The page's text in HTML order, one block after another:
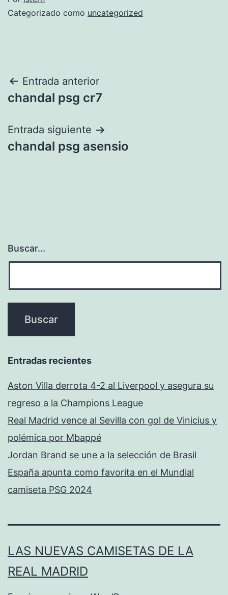
Categorizado como uncategorized
Navegación
de
entradas
Entrada anterior
chandal psg cr7
Entrada siguiente
chandal psg asensio
Buscar...
Entradas recientes
Aston Villa derrota 4-2 al Liverpool y asegura su
regreso a la Champions League
Real Madrid vence al Sevilla con gol de Vinicius y
polémica por Mbappé
Jordan Brand se une a la selección de Brasil
España apunta como favorita en el Mundial
camiseta PSG 2024
LAS NUEVAS CAMISETAS DE LA
REAL MADRID